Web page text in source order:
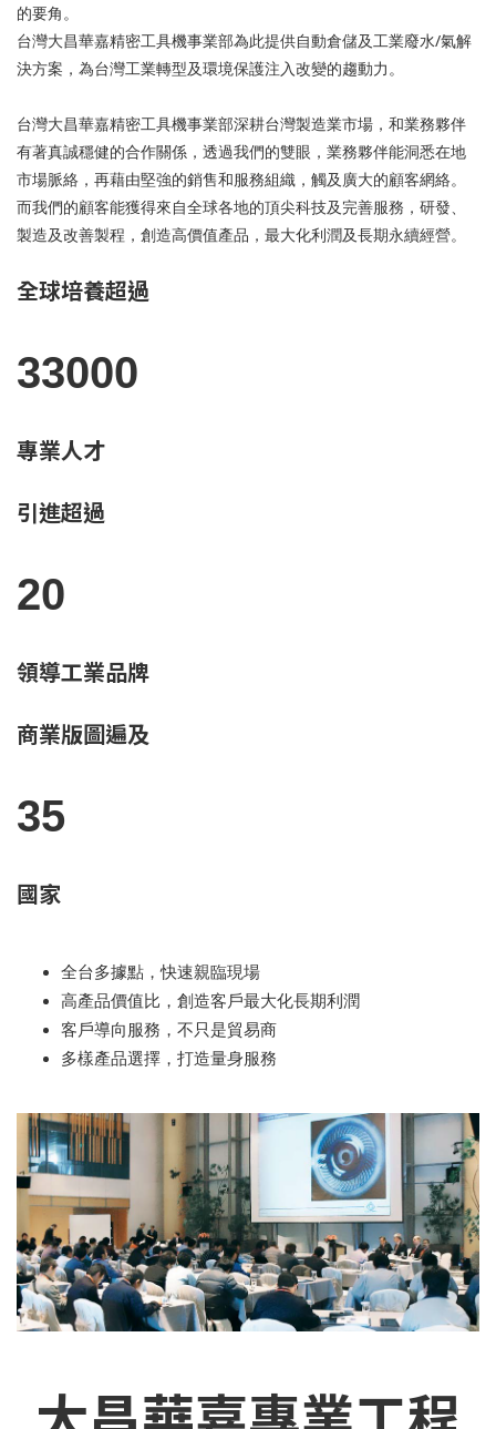
的要角。
台灣大昌華嘉精密工具機事業部為此提供自動倉儲及工業廢水/氣解
決方案，為台灣工業轉型及環境保護注入改變的趨動力。
台灣大昌華嘉精密工具機事業部深耕台灣製造業市場，和業務夥伴
有著真誠穩健的合作關係，透過我們的雙眼，業務夥伴能洞悉在地
市場脈絡，再藉由堅強的銷售和服務組織，觸及廣大的顧客網絡。
而我們的顧客能獲得來自全球各地的頂尖科技及完善服務，研發、
製造及改善製程，創造高價值產品，最大化利潤及長期永續經營。
全球培養超過
33000
專業人才
引進超過
20
領導工業品牌
商業版圖遍及
35
國家
全台多據點，快速親臨現場
高產品價值比，創造客戶最大化長期利潤
客戶導向服務，不只是貿易商
多樣產品選擇，打造量身服務